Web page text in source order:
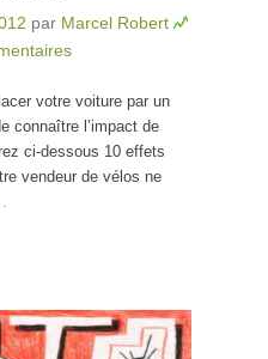
par Marcel Robert
votre voiture par un
connaître l’impact de
ci-dessous 10 effets
vendeur de vélos ne